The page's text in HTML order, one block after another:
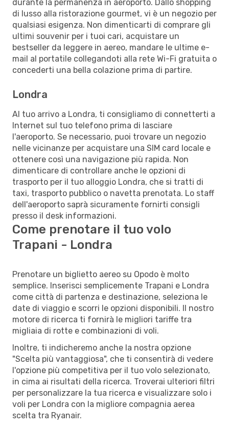
durante la permanenza in aeroporto. Dallo shopping
di lusso alla ristorazione gourmet, vi è un negozio per
qualsiasi esigenza. Non dimenticarti di comprare gli
ultimi souvenir per i tuoi cari, acquistare un
bestseller da leggere in aereo, mandare le ultime e-
mail al portatile collegandoti alla rete Wi-Fi gratuita o
concederti una bella colazione prima di partire.
Londra
Al tuo arrivo a Londra, ti consigliamo di connetterti a
Internet sul tuo telefono prima di lasciare
l'aeroporto. Se necessario, puoi trovare un negozio
nelle vicinanze per acquistare una SIM card locale e
ottenere così una navigazione più rapida. Non
dimenticare di controllare anche le opzioni di
trasporto per il tuo alloggio Londra, che si tratti di
taxi, trasporto pubblico o navetta prenotata. Lo staff
dell'aeroporto saprà sicuramente fornirti consigli
presso il desk informazioni.
Come prenotare il tuo volo
Trapani - Londra
Prenotare un biglietto aereo su Opodo è molto
semplice. Inserisci semplicemente Trapani e Londra
come città di partenza e destinazione, seleziona le
date di viaggio e scorri le opzioni disponibili. Il nostro
motore di ricerca ti fornirà le migliori tariffe tra
migliaia di rotte e combinazioni di voli.
Inoltre, ti indicheremo anche la nostra opzione
"Scelta più vantaggiosa", che ti consentirà di vedere
l'opzione più competitiva per il tuo volo selezionato,
in cima ai risultati della ricerca. Troverai ulteriori filtri
per personalizzare la tua ricerca e visualizzare solo i
voli per Londra con la migliore compagnia aerea
scelta tra Ryanair.